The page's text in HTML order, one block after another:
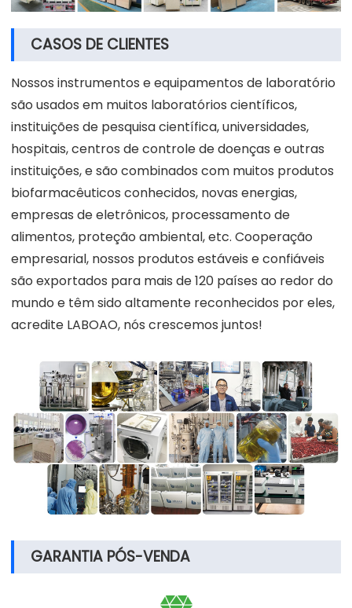
CASOS DE CLIENTES
Nossos instrumentos e equipamentos de laboratório
são usados em muitos laboratórios científicos,
instituições de pesquisa científica, universidades,
hospitais, centros de controle de doenças e outras
instituições, e são combinados com muitos produtos
biofarmacêuticos conhecidos, novas energias,
empresas de eletrônicos, processamento de
alimentos, proteção ambiental, etc. Cooperação
empresarial, nossos produtos estáveis e confiáveis
são exportados para mais de 120 países ao redor do
mundo e têm sido altamente reconhecidos por eles,
acredite LABOAO, nós crescemos juntos!
GARANTIA PÓS-VENDA